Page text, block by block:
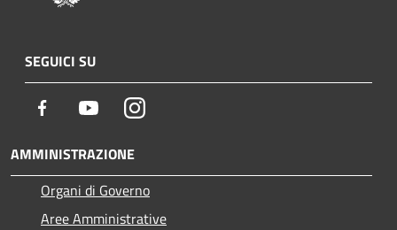
SEGUICI SU
Facebook YoutubeInstagram
AMMINISTRAZIONE
Organi di Governo
Aree Amministrative